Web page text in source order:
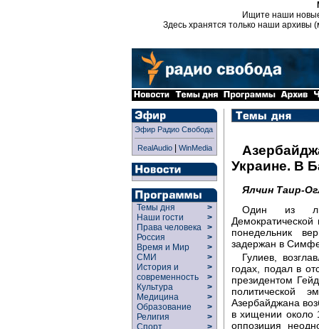
Ищите наши
Здесь хранятся только наши архивы
Эфир Радио Свобода
RealAudio| WinMedia
Темы дня
>
Наши гости
>
Права человека >
Россия
>
Время и Мир
>
СМИ
>
История и
современность
>
>
Культура
>
Медицина
>
Образование
>
Религия
>
Спорт
>
Украине. В
Ялчин Таир-
Один из
понедельник
задержан в
Гулиев,
годах, подал в
президентом
политической
Азербайджана
в хищении около
оппозиция